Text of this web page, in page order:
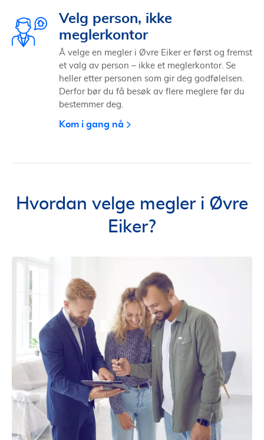
Velg person, ikke
meglerkontor
Å velge en megler i Øvre Eiker er først og fremst
et valg av person – ikke et meglerkontor. Se
heller etter personen som gir deg godfølelsen.
Derfor bør du få besøk av flere meglere før du
bestemmer deg.
Kom i gang nå
Hvordan velge megler i Øvre
Eiker?